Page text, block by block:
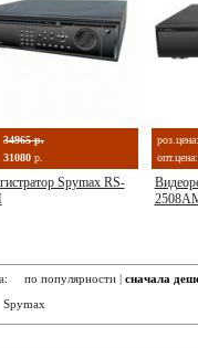
34965 р.
31080 р.
Spymax RS-
роз.цена:
опт.цена:
по популярности | сначала
Spymax